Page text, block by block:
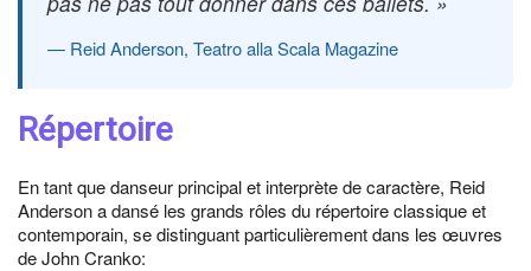
Reid Anderson, Teatro alla Scala Magazine
Répertoire
En tant que danseur principal et interprète de caractère, Reid
Anderson a dansé les grands rôles du répertoire classique et
contemporain, se distinguant particulièrement dans les œuvres
de John Cranko: